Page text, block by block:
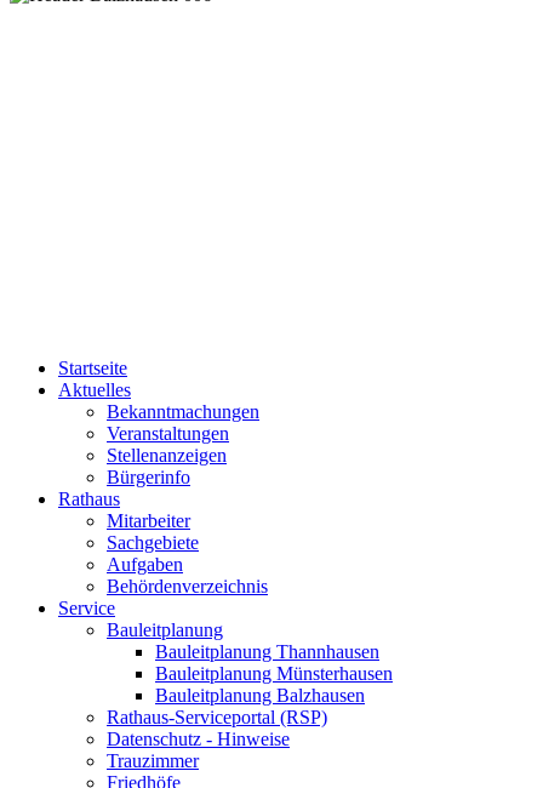
Startseite
Aktuelles
Bekanntmachungen
Veranstaltungen
Stellenanzeigen
Bürgerinfo
Rathaus
Mitarbeiter
Sachgebiete
Aufgaben
Behördenverzeichnis
Service
Bauleitplanung
Bauleitplanung Thannhausen
Bauleitplanung Münsterhausen
Bauleitplanung Balzhausen
Rathaus-Serviceportal (RSP)
Datenschutz - Hinweise
Trauzimmer
Friedhöfe